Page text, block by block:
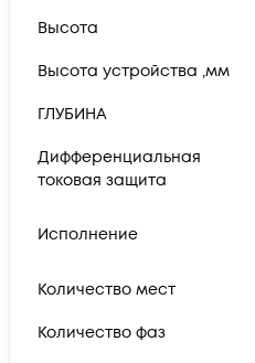
Высота
Высота устройства ,мм
ГЛУБИНА
Дифференциальная
токовая защита
Исполнение
Количество мест
Количество фаз